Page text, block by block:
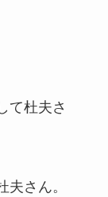
て杜夫さ
さん。